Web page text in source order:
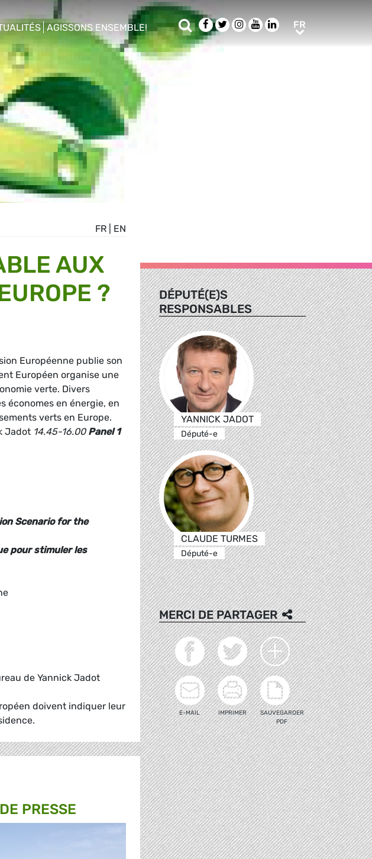
hide sub menu
AGISSONS ENSEMBLE!
show/hide sub menu
Rechercher
Facebook
TwitterInstagram
YoutubeLinkedIn
FR
FR EN
AUX
?
Européenne publie son
Européen organise une
verte. Divers
économes en énergie, en
verts en Europe.
Jadot 14.45-16.00 Panel 1
Scenario for the
pour stimuler les
de Yannick Jadot
doivent indiquer leur
PRESSE
DÉPUTÉ(E)S
RESPONSABLES
YANNICK JADOT
Député-e
CLAUDE TURMES
Député-e
MERCI DE PARTAGER
E-MAIL IMPRIMER
SAUVEGARDER
PDF